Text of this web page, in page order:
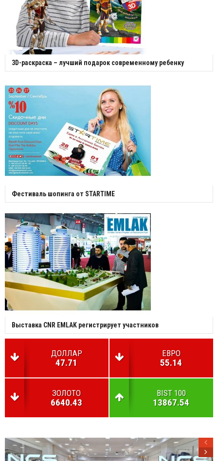
3D-раскраска – лучший подарок современному ребенку
Фестиваль шопинга от STARTIME
Выставка CNR EMLAK регистрирует участников
ДОЛЛАР
47.71
ЕВРО
55.14
ЗОЛОТО
6640.43
BIST 100
13867.54